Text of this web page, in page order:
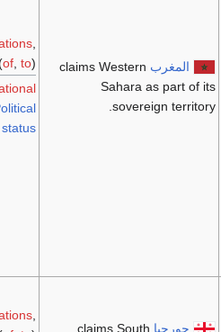
المغرب claims Western
Sahara as part of its
sovereign territory.
of ,to)
status
جورجيا claims South